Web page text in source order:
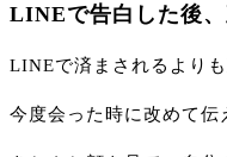
LINEで告白した後
LINEで済まされるより
今度会った時に改めて伝